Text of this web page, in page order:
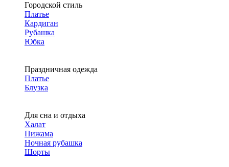
Городской стиль
Платье
Кардиган
Рубашка
Юбка
Праздничная одежда
Платье
Блузка
Для сна и отдыха
Халат
Пижама
Ночная рубашка
Шорты